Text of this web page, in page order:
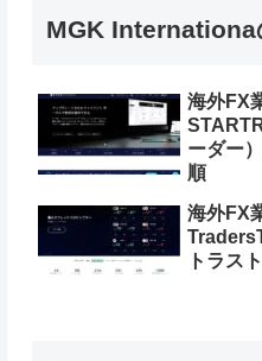
MGK Internationa
海外FX
ーダー
順
海外FX
トラス